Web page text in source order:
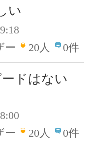
い
ー
20人 0件
ドはない
ー
20人 0件